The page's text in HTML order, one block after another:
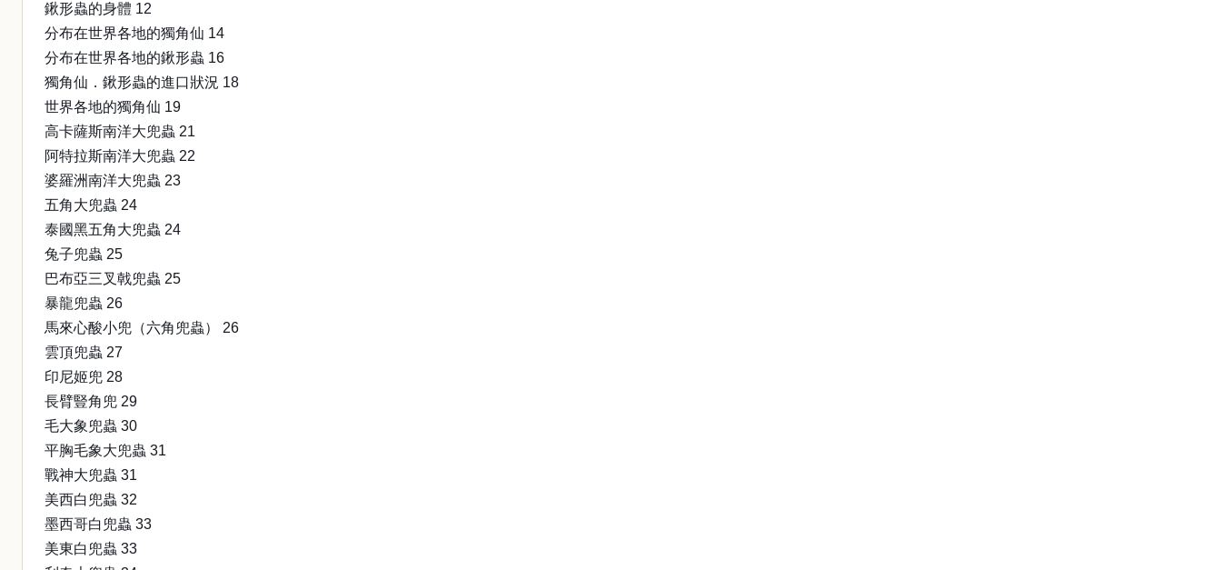
鍬形蟲的身體 12
分布在世界各地的獨角仙 14
分布在世界各地的鍬形蟲 16
獨角仙．鍬形蟲的進口狀況 18
世界各地的獨角仙 19
高卡薩斯南洋大兜蟲 21
阿特拉斯南洋大兜蟲 22
婆羅洲南洋大兜蟲 23
五角大兜蟲 24
泰國黑五角大兜蟲 24
兔子兜蟲 25
巴布亞三叉戟兜蟲 25
暴龍兜蟲 26
馬來心酸小兜（六角兜蟲） 26
雲頂兜蟲 27
印尼姬兜 28
長臂豎角兜 29
毛大象兜蟲 30
平胸毛象大兜蟲 31
戰神大兜蟲 31
美西白兜蟲 32
墨西哥白兜蟲 33
美東白兜蟲 33